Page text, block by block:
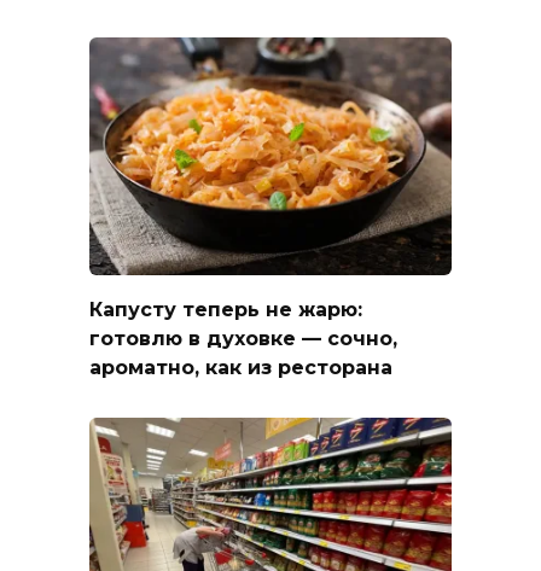
Капусту теперь не жарю:
готовлю в духовке — сочно,
ароматно, как из ресторана